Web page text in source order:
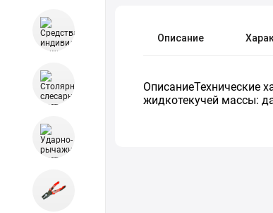
Описание
ОписаниеТехнические
жидкотекучей массы: